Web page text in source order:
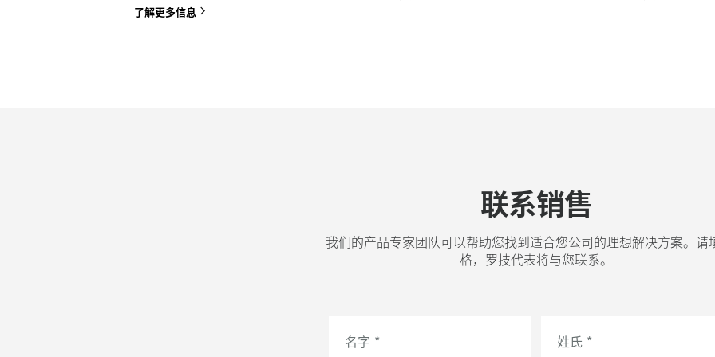
了解更多信息
联系销售
我们的产品专家团队可以帮助您找到适合您公司的理想解决方案。请
格，罗技代表将与您联系。
名字 * 姓氏 *